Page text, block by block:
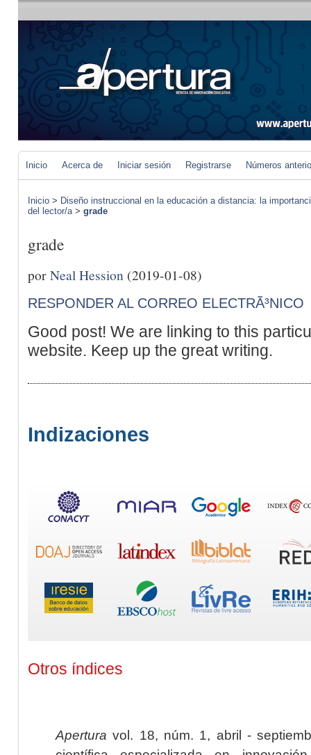
Inicio Acerca de Iniciar sesión Registrarse Números
Inicio > Diseño instruccional en la educación a distancia: la
del lector/a> grade
grade
porNeal Hession (2019-01-08)
RESPONDER AL CORREO ELECTRÃ³NICO
Good post! We are linking to this
website. Keep up the great writing.
Indizaciones
Otros índices
Apertura vol. 18, núm. 1, abril -